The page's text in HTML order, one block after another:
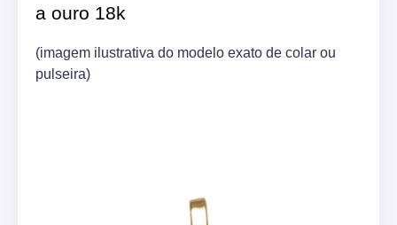
a ouro 18k
(imagem ilustrativa do modelo exato de colar ou
pulseira)